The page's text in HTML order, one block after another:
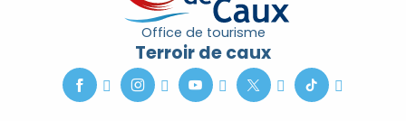
Office de tourisme
Terroir de caux